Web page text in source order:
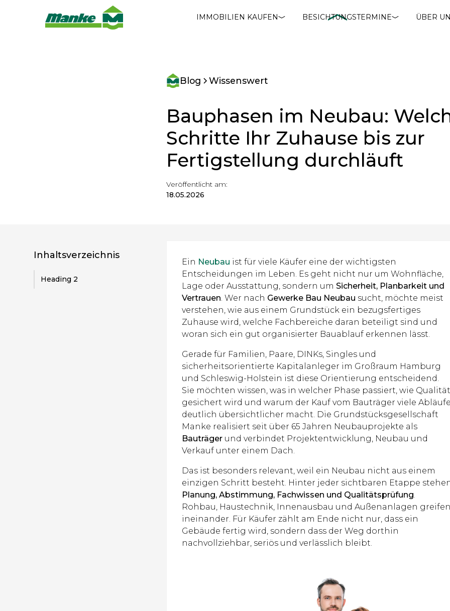
IMMOBILIEN KAUFEN BESICHTUNGSTERMINE ÜBER
Blog Wissenswert
Bauphasen im Neubau:
Schritte Ihr Zuhause bis zur
Fertigstellung durchläuft
Veröffentlicht am:
18.05.2026
Inhaltsverzeichnis
Heading 2
Ein Neubau ist für viele Käufer eine der wichtigsten
Entscheidungen im Leben. Es geht nicht nur um Wohnfläche,
Lage oder Ausstattung, sondern umSicherheit, Planbarkeit und
Vertrauen . Wer nach Gewerke Bau Neubau sucht, möchte meist
verstehen, wie aus einem Grundstück ein bezugsfertiges
Zuhause wird, welche Fachbereiche daran beteiligt sind und
woran sich ein gut organisierter Bauablauf erkennen lässt.
Gerade für Familien, Paare, DINKs, Singles und
sicherheitsorientierte Kapitalanleger im Großraum Hamburg
und Schleswig-Holstein ist diese Orientierung entscheidend.
Sie möchten wissen, was in welcher Phase passiert, wie
gesichert wird und warum der Kauf vom Bauträger viele
deutlich übersichtlicher macht. Die Grundstücksgesellschaft
Manke realisiert seit über 65 Jahren Neubauprojekte als
Bauträger und verbindet Projektentwicklung, Neubau und
Verkauf unter einem Dach.
Das ist besonders relevant, weil ein Neubau nicht aus einem
einzigen Schritt besteht. Hinter jeder sichtbaren Etappe
Planung, Abstimmung, Fachwissen und Qualitätsprüfung
Rohbau, Haustechnik, Innenausbau und Außenanlagen
ineinander. Für Käufer zählt am Ende nicht nur, dass ein
Gebäude fertig wird, sondern dass der Weg dorthin
nachvollziehbar, seriös und verlässlich bleibt.